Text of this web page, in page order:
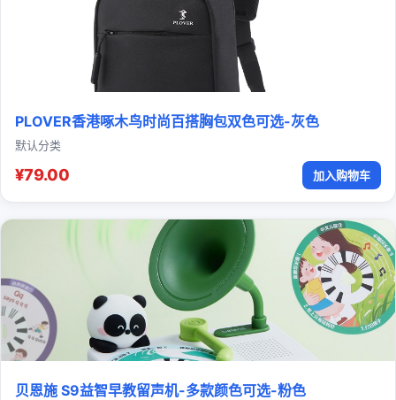
PLOVER香港啄木鸟时尚百搭胸包双色可选-灰色
默认分类
¥79.00 加入购物车
贝恩施 S9益智早教留声机-多款颜色可选-粉色